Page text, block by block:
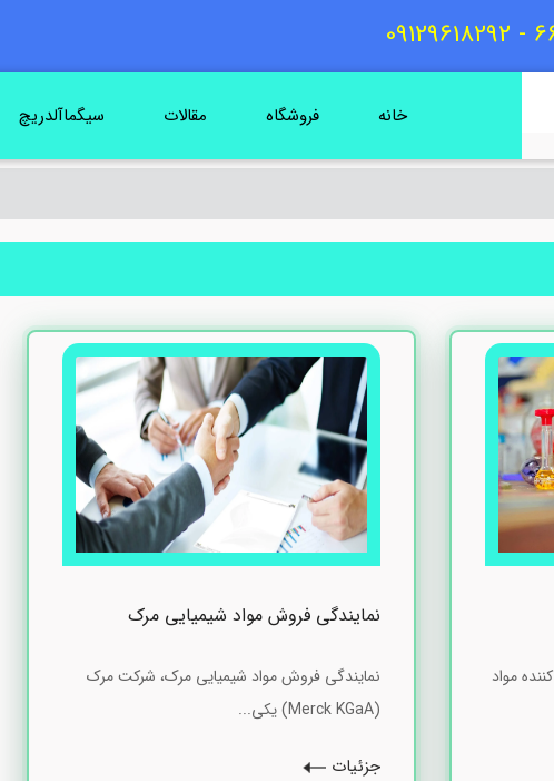
خانه فروشگاه مقالات سیگماآلدریچ
مواد
نمایندگی فروش مواد شیمیایی مرک
نمایندگی فروش مواد شیمیایی مرک، شرکت مرک
(Merck KGaA) یکی...
جزئیات